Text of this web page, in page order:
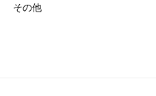
その他